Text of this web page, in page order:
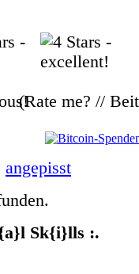
(Rate me? //
angepisst
Sk{i}lls :.